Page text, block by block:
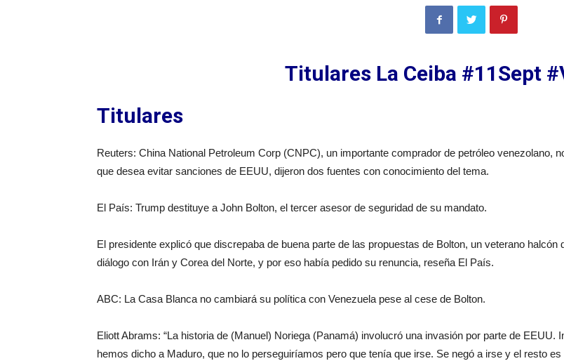
Titulares La Ceiba #11Sept
Titulares
Reuters: China National Petroleum Corp (CNPC), un importante comprador de petróleo venezolano,
que desea evitar sanciones de EEUU, dijeron dos fuentes con conocimiento del tema.
El País: Trump destituye a John Bolton, el tercer asesor de seguridad de su mandato.
El presidente explicó que discrepaba de buena parte de las propuestas de Bolton, un veterano
diálogo con Irán y Corea del Norte, y por eso había pedido su renuncia, reseña El País.
ABC: La Casa Blanca no cambiará su política con Venezuela pese al cese de Bolton.
Eliott Abrams: “La historia de (Manuel) Noriega (Panamá) involucró una invasión por parte de
hemos dicho a Maduro, que no lo perseguiríamos pero que tenía que irse. Se negó a irse y el resto es